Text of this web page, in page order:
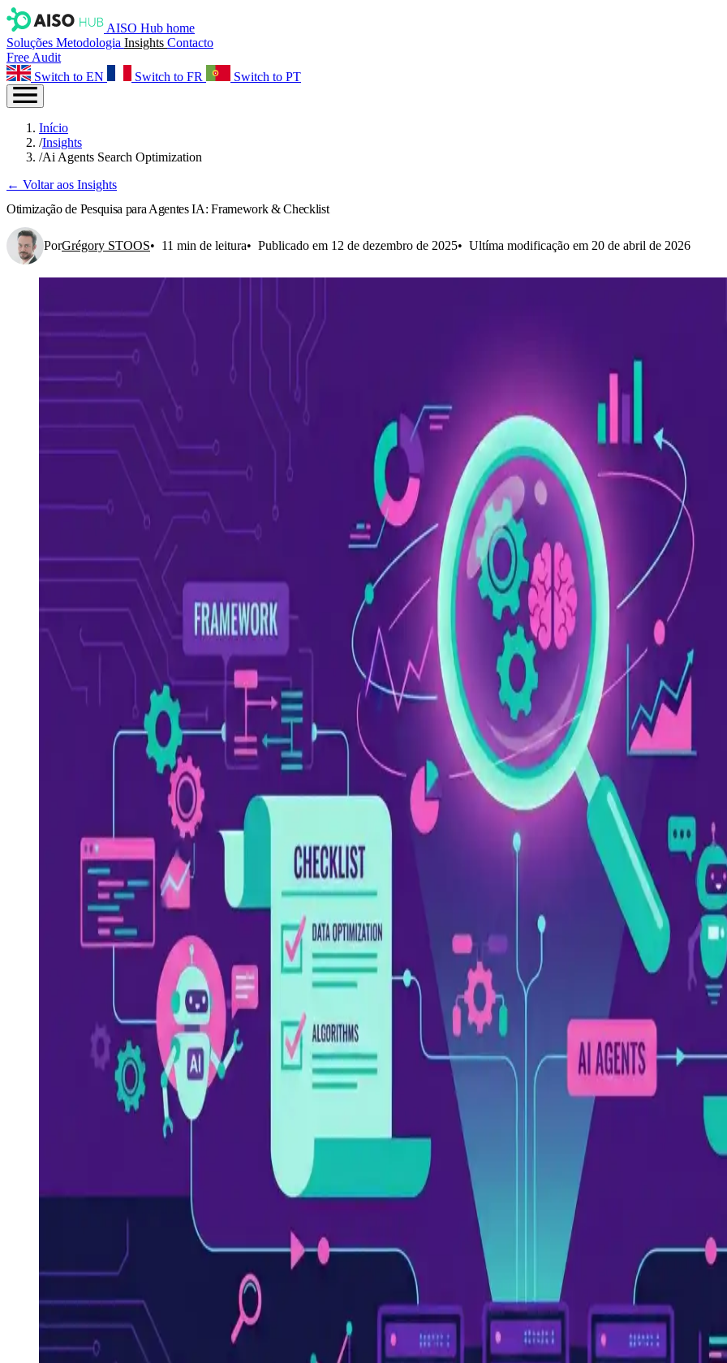
AISO Hub home
Soluções Metodologia Insights Contacto
Free Audit
Switch to EN
Switch to FR Switch to PT
Início
/Insights
/Ai Agents Search Optimization
← Voltar aos Insights
Otimização de Pesquisa para Agentes IA: Framework & Checklist
PorGrégory STOOS 11 min de leitura Publicado em 12 de dezembro de 2025 Ultíma modificação em 20 de abril de 2026